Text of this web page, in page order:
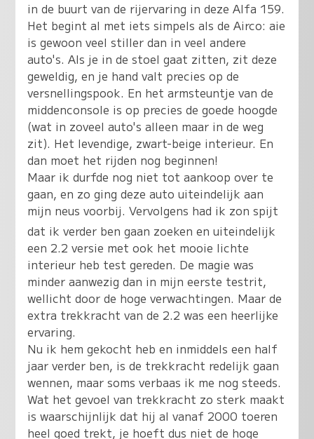
in de buurt van de rijervaring in deze Alfa 159.
Het begint al met iets simpels als de Airco: aie
is gewoon veel stiller dan in veel andere
auto's. Als je in de stoel gaat zitten, zit deze
geweldig, en je hand valt precies op de
versnellingspook. En het armsteuntje van de
middenconsole is op precies de goede hoogde
(wat in zoveel auto's alleen maar in de weg
zit). Het levendige, zwart-beige interieur. En
dan moet het rijden nog beginnen!
Maar ik durfde nog niet tot aankoop over te
gaan, en zo ging deze auto uiteindelijk aan
mijn neus voorbij. Vervolgens had ik zon spijt
dat ik verder ben gaan zoeken en uiteindelijk
een 2.2 versie met ook het mooie lichte
interieur heb test gereden. De magie was
minder aanwezig dan in mijn eerste testrit,
wellicht door de hoge verwachtingen. Maar de
extra trekkracht van de 2.2 was een heerlijke
ervaring.
Nu ik hem gekocht heb en inmiddels een half
jaar verder ben, is de trekkracht redelijk gaan
wennen, maar soms verbaas ik me nog steeds.
Wat het gevoel van trekkracht zo sterk maakt
is waarschijnlijk dat hij al vanaf 2000 toeren
heel goed trekt, je hoeft dus niet de hoge